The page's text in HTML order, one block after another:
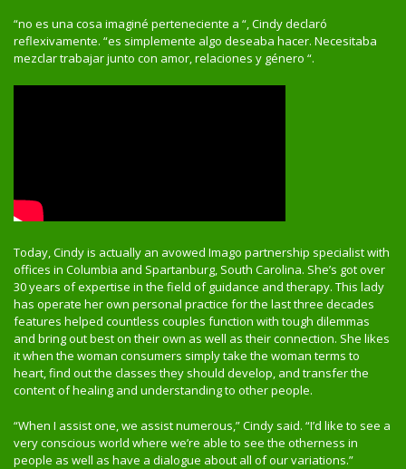
“no es una cosa imaginé perteneciente a “, Cindy declaró
reflexivamente. “es simplemente algo deseaba hacer. Necesitaba
mezclar trabajar junto con amor, relaciones y género “.
Today, Cindy is actually an avowed Imago partnership specialist with
offices in Columbia and Spartanburg, South Carolina. She’s got over
30 years of expertise in the field of guidance and therapy. This lady
has operate her own personal practice for the last three decades
features helped countless couples function with tough dilemmas
and bring out best on their own as well as their connection. She likes
it when the woman consumers simply take the woman terms to
heart, find out the classes they should develop, and transfer the
content of healing and understanding to other people.
“When I assist one, we assist numerous,” Cindy said. “I’d like to see a
very conscious world where we’re able to see the otherness in
people as well as have a dialogue about all of our variations.”